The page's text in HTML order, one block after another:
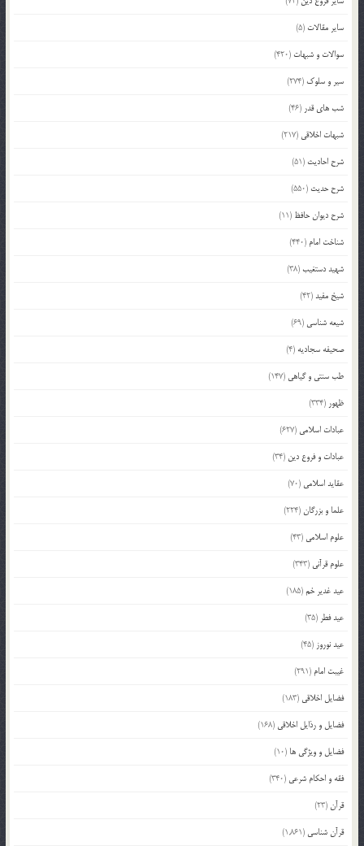
سایر مقالات (5)
سوالات و شبهات (420)
سیر و سلوک (274)
شب های قدر (46)
شبهات اخلاقی (217)
شرح احادیث (51)
شرح حدیث (550)
شرح دیوان حافظ (11)
شناخت امام (440)
شهید دستغیب(38)
شیخ مفید(42)
شیعه شناسی (69)
صحیفه سجادیه (4)
طب سنتی و گیاهی (147)
ظهور (334)
عبادات اسلامی (627)
عبادات و فروع دین (34)
عقاید اسلامی (70)
علما و بزرگان(224)
علوم اسلامی (43)
علوم قرآنی (343)
عید غدیر خم(185)
عید فطر (35)
عید نوروز (45)
غیبت امام (291)
فضایل اخلاقی (183)
فضایل و رذایل اخلاقی (168)
فضایل و ویژگی ها (10)
فقه و احکام شرعی (340)
قرآن(23)
قرآن شناسی (1,861)